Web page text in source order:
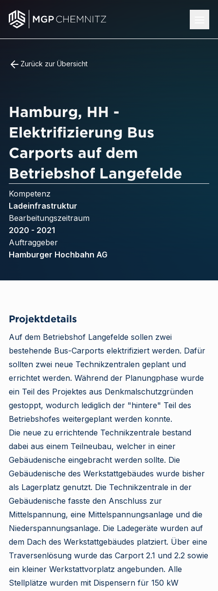
Zurück zur Übersicht
Hamburg, HH -
Elektrifizierung Bus
Carports auf dem
Betriebshof Langefelde
Kompetenz
Ladeinfrastruktur
Bearbeitungszeitraum
2020 - 2021
Auftraggeber
Hamburger Hochbahn AG
Projektdetails
Auf dem Betriebshof Langefelde sollen zwei
bestehende Bus-Carports elektrifiziert werden. Dafür
sollten zwei neue Technikzentralen geplant und
errichtet werden. Während der Planungphase wurde
ein Teil des Projektes aus Denkmalschutzgründen
gestoppt, wodurch lediglich der "hintere" Teil des
Betriebshofes weitergeplant werden konnte.
Die neue zu errichtende Technikzentrale bestand
dabei aus einem Teilneubau, welcher in einer
Gebäudenische eingebracht werden sollte. Die
Gebäudenische des Werkstattgebäudes wurde bisher
als Lagerplatz genutzt. Die Technikzentrale in der
Gebäudenische fasste den Anschluss zur
Mittelspannung, eine Mittelspannungsanlage und die
Niederspannungsanlage. Die Ladegeräte wurden auf
dem Dach des Werkstattgebäudes platziert. Über eine
Traversenlösung wurde das Carport 2.1 und 2.2 sowie
ein kleiner Werkstattvorplatz angebunden. Alle
Stellplätze wurden mit Dispensern für 150 kW